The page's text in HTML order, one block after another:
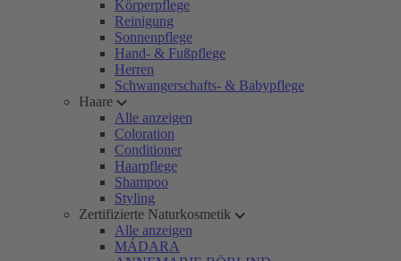
Körperpflege
Reinigung
Sonnenpflege
Hand- & Fußpflege
Herren
Schwangerschafts- & Babypflege
Haare
Alle anzeigen
Coloration
Conditioner
Haarpflege
Shampoo
Styling
Zertifizierte Naturkosmetik
Alle anzeigen
MÁDARA